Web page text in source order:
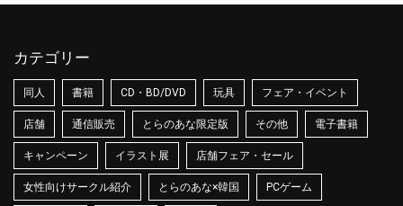
カテゴリー
同人 書籍 CD・BD/DVD 玩具 フェア・イベント
店舗 通信販売 とらのあな限定版 その他 電子書籍
キャンペーン イラスト展 店舗フェア・セール
女性向けサークル紹介 とらのあな×韓国 PCゲーム